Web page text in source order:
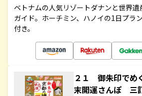
ベトナムの人気リゾートダナンと世界
ガイド。ホーチミン、ハノイの1日プラ
付き。
２１ 御朱印でめ
末開運さんぽ 三